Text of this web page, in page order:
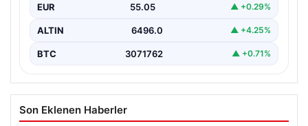
EUR 55.05 ▲ +0.29%
ALTIN 6496.0 ▲ +4.25%
BTC 3071762 ▲ +0.71%
Son Eklenen Haberler